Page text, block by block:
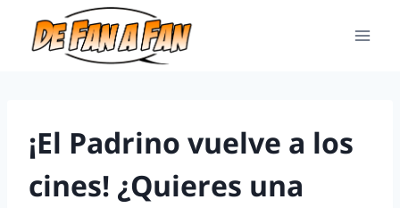
¡El Padrino vuelve a los
cines! ¿Quieres una